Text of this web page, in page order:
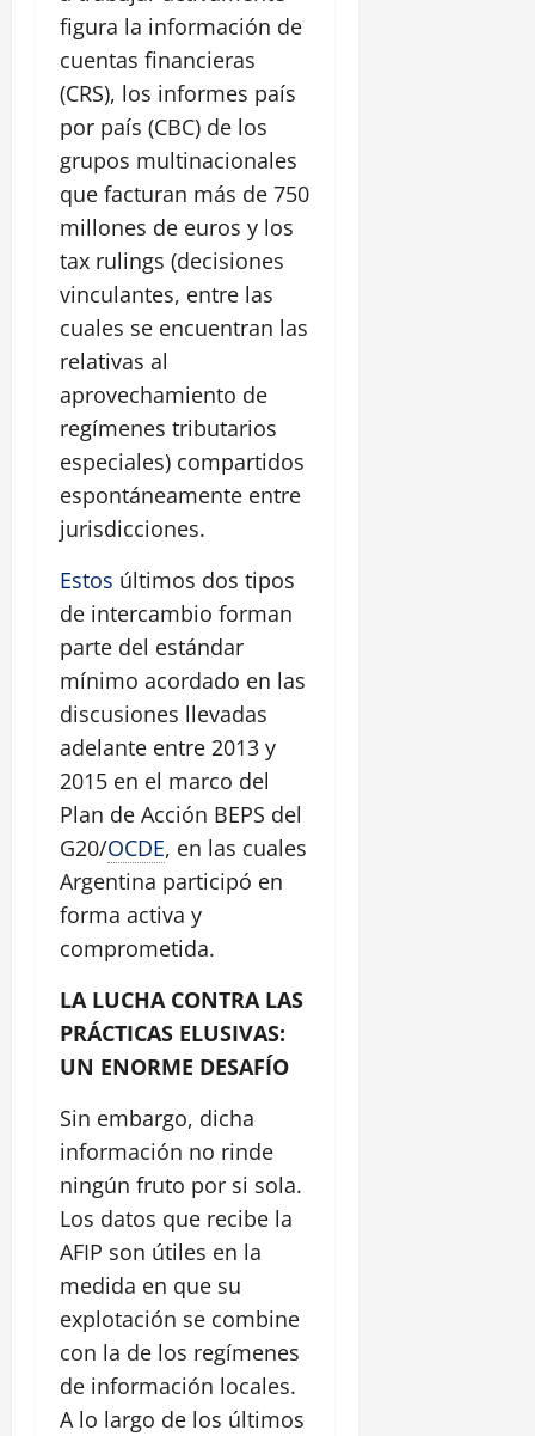
figura la información de
cuentas financieras
(CRS), los informes país
por país (CBC) de los
grupos multinacionales
que facturan más de 750
millones de euros y los
tax rulings (decisiones
vinculantes, entre las
cuales se encuentran las
relativas al
aprovechamiento de
regímenes tributarios
especiales) compartidos
espontáneamente entre
jurisdicciones.
Estos últimos dos tipos
de intercambio forman
parte del estándar
mínimo acordado en las
discusiones llevadas
adelante entre 2013 y
2015 en el marco del
Plan de Acción BEPS del
G20/OCDE, en las cuales
Argentina participó en
forma activa y
comprometida.
LA LUCHA CONTRA LAS
PRÁCTICAS ELUSIVAS:
UN ENORME DESAFÍO
Sin embargo, dicha
información no rinde
ningún fruto por si sola.
Los datos que recibe la
AFIP son útiles en la
medida en que su
explotación se combine
con la de los regímenes
de información locales.
A lo largo de los últimos